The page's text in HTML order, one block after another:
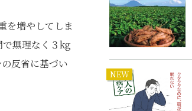
を増やしてしま
無理なく３kg
反省に基づい
NEW